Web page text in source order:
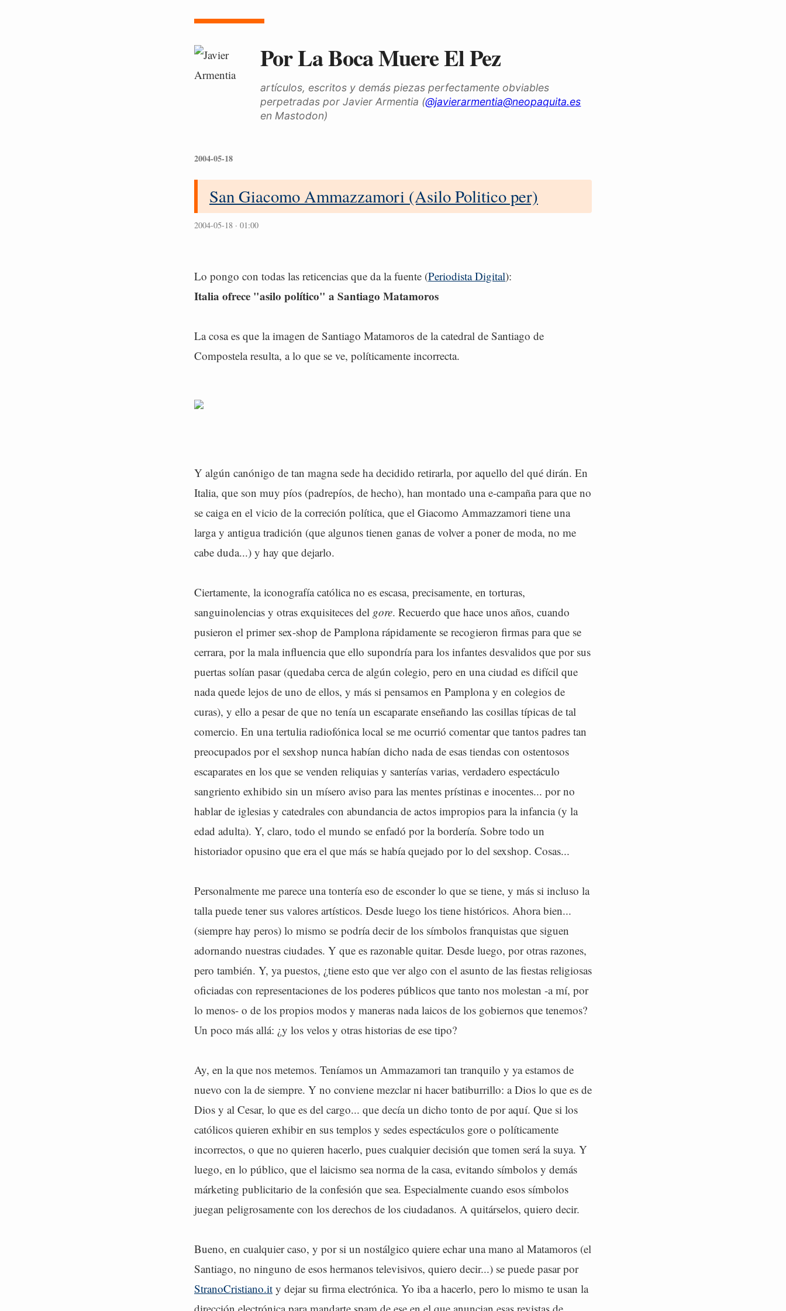
Por La Boca Muere El Pez
artículos, escritos y demás piezas perfectamente obviables
perpetradas por Javier Armentia (@javierarmentia@neopaquita.es
en Mastodon)
2004-05-18
San Giacomo Ammazzamori (Asilo Politico per)
2004-05-18 · 01:00
Lo pongo con todas las reticencias que da la fuente (Periodista Digital):
Italia ofrece "asilo político" a Santiago Matamoros
La cosa es que la imagen de Santiago Matamoros de la catedral de Santiago de
Compostela resulta, a lo que se ve, políticamente incorrecta.
Y algún canónigo de tan magna sede ha decidido retirarla, por aquello del qué dirán. En
Italia, que son muy píos (padrepíos, de hecho), han montado una e-campaña para que no
se caiga en el vicio de la correción política, que el Giacomo Ammazzamori tiene una
larga y antigua tradición (que algunos tienen ganas de volver a poner de moda, no me
cabe duda...) y hay que dejarlo.
Ciertamente, la iconografía católica no es escasa, precisamente, en torturas,
sanguinolencias y otras exquisiteces del gore. Recuerdo que hace unos años, cuando
pusieron el primer sex-shop de Pamplona rápidamente se recogieron firmas para que se
cerrara, por la mala influencia que ello supondría para los infantes desvalidos que por sus
puertas solían pasar (quedaba cerca de algún colegio, pero en una ciudad es difícil que
nada quede lejos de uno de ellos, y más si pensamos en Pamplona y en colegios de
curas), y ello a pesar de que no tenía un escaparate enseñando las cosillas típicas de tal
comercio. En una tertulia radiofónica local se me ocurrió comentar que tantos padres tan
preocupados por el sexshop nunca habían dicho nada de esas tiendas con ostentosos
escaparates en los que se venden reliquias y santerías varias, verdadero espectáculo
sangriento exhibido sin un mísero aviso para las mentes prístinas e inocentes... por no
hablar de iglesias y catedrales con abundancia de actos impropios para la infancia (y la
edad adulta). Y, claro, todo el mundo se enfadó por la bordería. Sobre todo un
historiador opusino que era el que más se había quejado por lo del sexshop. Cosas...
Personalmente me parece una tontería eso de esconder lo que se tiene, y más si incluso la
talla puede tener sus valores artísticos. Desde luego los tiene históricos. Ahora bien...
(siempre hay peros) lo mismo se podría decir de los símbolos franquistas que siguen
adornando nuestras ciudades. Y que es razonable quitar. Desde luego, por otras razones,
pero también. Y, ya puestos, ¿tiene esto que ver algo con el asunto de las fiestas religiosas
oficiadas con representaciones de los poderes públicos que tanto nos molestan -a mí, por
lo menos- o de los propios modos y maneras nada laicos de los gobiernos que tenemos?
Un poco más allá: ¿y los velos y otras historias de ese tipo?
Ay, en la que nos metemos. Teníamos un Ammazamori tan tranquilo y ya estamos de
nuevo con la de siempre. Y no conviene mezclar ni hacer batiburrillo: a Dios lo que es de
Dios y al Cesar, lo que es del cargo... que decía un dicho tonto de por aquí. Que si los
católicos quieren exhibir en sus templos y sedes espectáculos gore o políticamente
incorrectos, o que no quieren hacerlo, pues cualquier decisión que tomen será la suya. Y
luego, en lo público, que el laicismo sea norma de la casa, evitando símbolos y demás
márketing publicitario de la confesión que sea. Especialmente cuando esos símbolos
juegan peligrosamente con los derechos de los ciudadanos. A quitárselos, quiero decir.
Bueno, en cualquier caso, y por si un nostálgico quiere echar una mano al Matamoros (el
Santiago, no ninguno de esos hermanos televisivos, quiero decir...) se puede pasar por
StranoCristiano.it y dejar su firma electrónica. Yo iba a hacerlo, pero lo mismo te usan la